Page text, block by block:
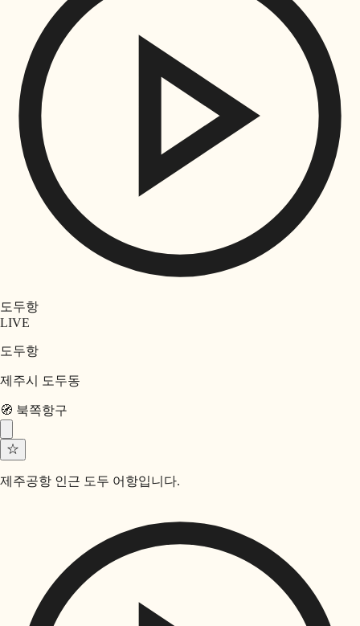
도두항
LIVE
도두항
제주시 도두동
🧭 북쪽항구
☆
제주공항 인근 도두 어항입니다.